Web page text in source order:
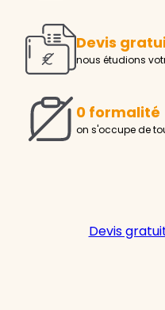
Devis
nous étudions
0 formalité
on s'occupe de
Devis